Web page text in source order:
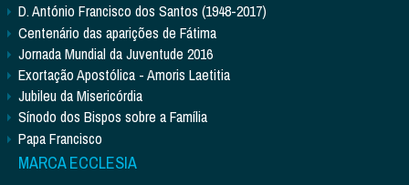
D. António Francisco dos Santos (1948-2017)
Centenário das aparições de Fátima
Jornada Mundial da Juventude 2016
Exortação Apostólica - Amoris Laetitia
Jubileu da Misericórdia
Sínodo dos Bispos sobre a Família
Papa Francisco
MARCA ECCLESIA